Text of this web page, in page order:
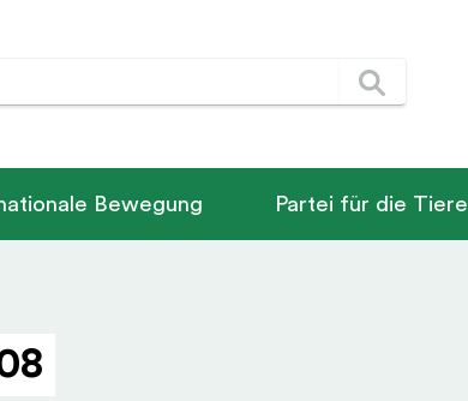
Bewegung Partei für die Tiere